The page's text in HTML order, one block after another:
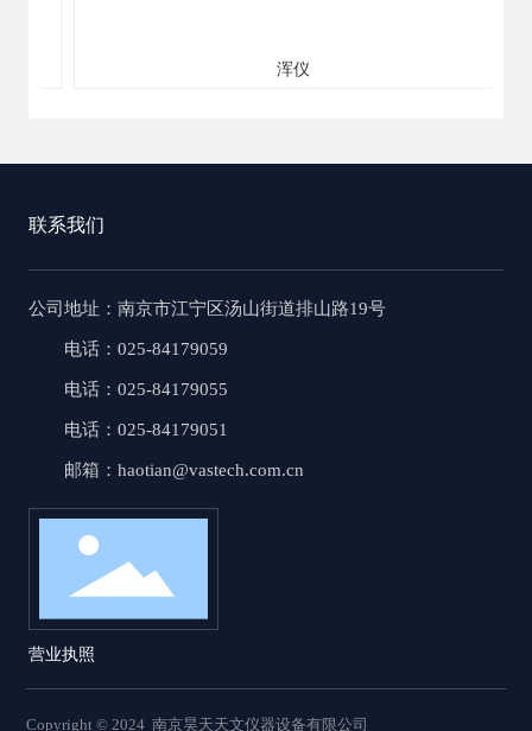
浑仪
联系我们
公司地址 ：南京市江宁区汤山街道排山路19号
电话：025-84179059
电话：025-84179055
电话：025-84179051
邮箱：haotian@vastech.com.cn
营业执照
Copyright © 2024 南京昊天天文仪器设备有限公司